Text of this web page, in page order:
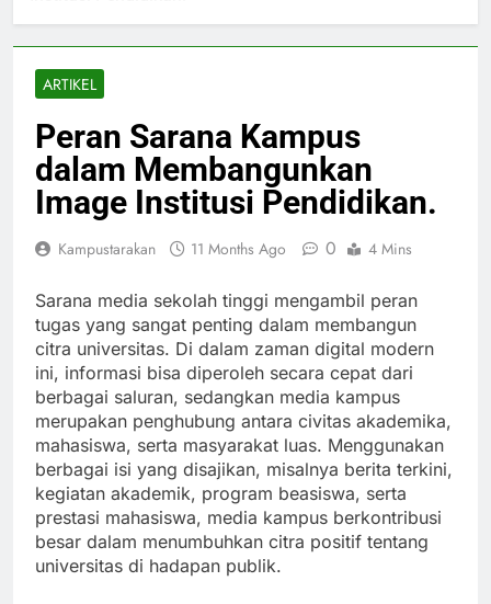
ARTIKEL
Peran Sarana Kampus
dalam Membangunkan
Image Institusi Pendidikan.
Kampustarakan 11 Months Ago 0 4 Mins
Sarana media sekolah tinggi mengambil peran
tugas yang sangat penting dalam membangun
citra universitas. Di dalam zaman digital modern
ini, informasi bisa diperoleh secara cepat dari
berbagai saluran, sedangkan media kampus
merupakan penghubung antara civitas akademika,
mahasiswa, serta masyarakat luas. Menggunakan
berbagai isi yang disajikan, misalnya berita terkini,
kegiatan akademik, program beasiswa, serta
prestasi mahasiswa, media kampus berkontribusi
besar dalam menumbuhkan citra positif tentang
universitas di hadapan publik.